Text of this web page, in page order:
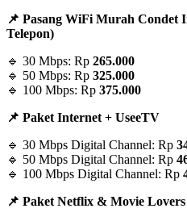
📌 Pasang WiFi Murah Condet
Telepon)
🔹 30 Mbps: Rp 265.000
🔹 50 Mbps: Rp 325.000
🔹 100 Mbps: Rp 375.000
📌 Paket Internet + UseeTV
🔹 30 Mbps Digital Channel: Rp
🔹 50 Mbps Digital Channel: Rp
🔹 100 Mbps Digital Channel: Rp
📌 Paket Netflix & Movie Lovers